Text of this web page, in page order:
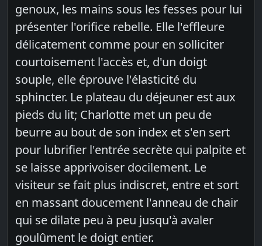
genoux, les mains sous les fesses pour lui
présenter l'orifice rebelle. Elle l'effleure
délicatement comme pour en solliciter
courtoisement l'accès et, d'un doigt
souple, elle éprouve l'élasticité du
sphincter. Le plateau du déjeuner est aux
pieds du lit; Charlotte met un peu de
beurre au bout de son index et s'en sert
pour lubrifier l'entrée secrète qui palpite et
se laisse apprivoiser docilement. Le
visiteur se fait plus indiscret, entre et sort
en massant doucement l'anneau de chair
qui se dilate peu à peu jusqu'à avaler
goulûment le doigt entier.